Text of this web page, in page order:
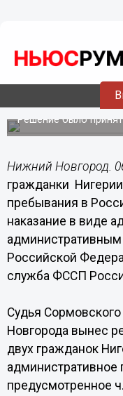
Двух
режим
выдворили из
Решение было
Нижний Новгород.
гражданки
пребывания в
наказание в виде
Российской
служба ФССП
Судья
Новгорода вынес
двух гражданок
административное
предусмотренное